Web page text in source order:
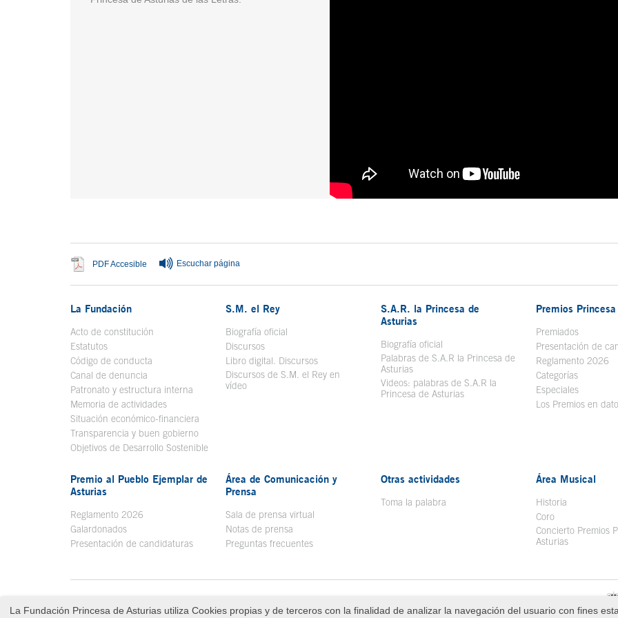
PDF Accesible Se abre en ventana nueva
Escuchar página
La Fundación
Acto de constitución
Estatutos
Código de conducta
Canal de denuncia
Patronato y estructura interna
Memoria de actividades
Situación económico-financiera
Transparencia y buen gobierno
Objetivos de Desarrollo Sostenible
S.M. el Rey
Biografía oficial
Discursos
Libro digital. DiscursosSe abre en ventana nueva
Discursos de S.M. el Rey en
vídeoSe abre en ventana nueva
S.A.R. la Princesa de
Asturias
Biografía oficial Se abre en ventana nueva
Palabras de S.A.R la Princesa de
Asturias
Videos: palabras de S.A.R la
Princesa de Asturias
Premios
Premiados
Presentación de
Reglamento 2026
Categorías
Especiales
Los Premios en
Premio al Pueblo Ejemplar de
Asturias
Reglamento 2026
Galardonados
Presentación de candidaturas
Área de Comunicación y
Prensa
Sala de prensa virtual
Notas de prensa
Preguntas frecuentes
Otras actividades
Toma la palabra
Área Musical
Historia
Coro
Concierto Premios
Asturias
Fin menú pie
La Fundación Princesa de Asturias utiliza Cookies propias y de terceros con la finalidad de analizar la navegación del usuario con fines